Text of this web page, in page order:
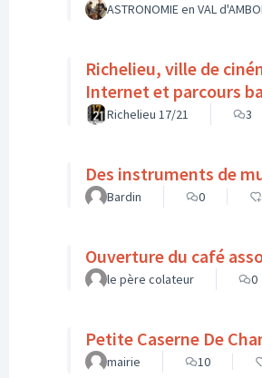
ASTRONOMIE en VAL
Richelieu, ville de
Internet et parcours
Richelieu 17/21 3
Des instruments de
Bardin 0
Ouverture du café
le père colateur 0
Petite Caserne De
mairie 10